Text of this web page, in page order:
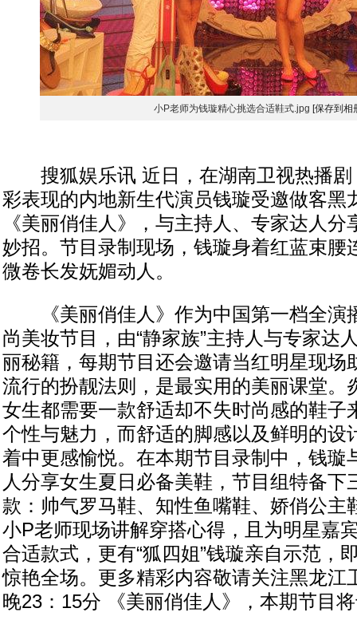
小P老师为钱璇精心挑选合适鞋式.jpg [保存到相
搜狐娱乐讯 近日，在湖南卫视热播剧
彩表现的内地新生代演员钱璇受邀做客黑
《美丽俏佳人》，与主持人、专家达人分
妙招。节目录制现场，钱璇身着红蓝束腰
微卷长发妩媚动人。
《美丽俏佳人》作为中国第一档全演
尚美妆节目，由“静家族”主持人与专家达
丽秘籍，每期节目还会邀请当红明星现场
流行的扮靓法则，是最实用的美丽课堂。
女生都需要一款舒适却不失时尚感的鞋子
个性与魅力，而舒适的脚感以及鲜明的设
着中更感愉悦。在本期节目录制中，钱璇
人分享女生夏日必备美鞋，节目组特备下
款：帅气罗马鞋、知性鱼嘴鞋、娇俏公主
小P老师现场讲解穿搭心得，且为明星嘉
合适款式，更有“狐四姐”钱璇亲自示范，
惊艳全场。更多精彩内容敬请关注黑龙江
晚23：15分 《美丽俏佳人》，本期节目